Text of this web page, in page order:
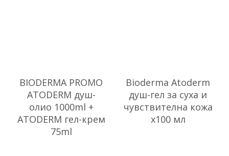
BIODERMA PROMO
ATODERM душ-
олио 1000ml +
ATODERM гел-крем
75ml
Bioderma Atoderm
душ-гел за суха и
чувствителна кожа
x100 мл